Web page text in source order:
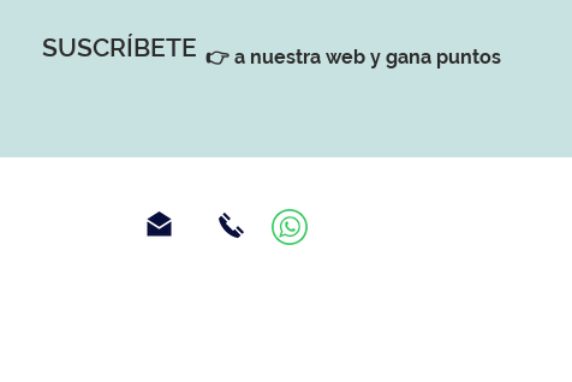
SUSCRÍBETE 👉 a nuestra web y gana puntos